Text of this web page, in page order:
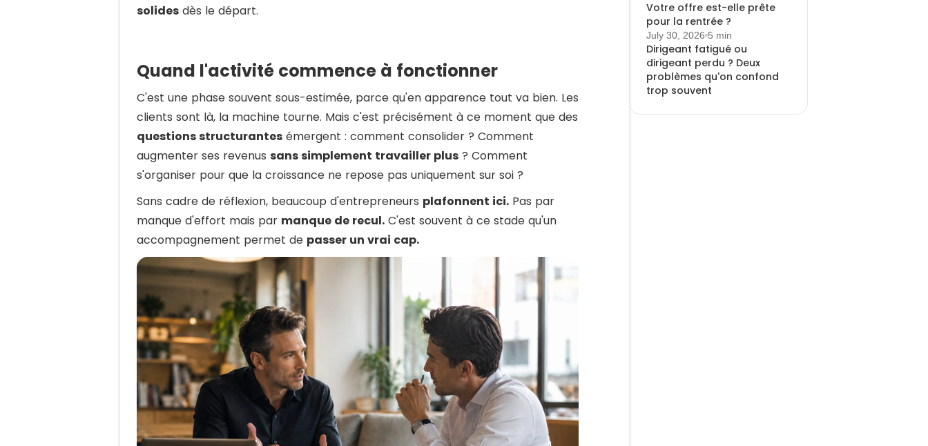
solides dès le départ.
Quand l'activité commence à fonctionner
C'est une phase souvent sous-estimée, parce qu'en apparence tout va bien. Les
clients sont là, la machine tourne. Mais c'est précisément à ce moment que des
questions structurantes émergent : comment consolider ? Comment
augmenter ses revenus sans simplement travailler plus ? Comment
s'organiser pour que la croissance ne repose pas uniquement sur soi ?
Sans cadre de réflexion, beaucoup d'entrepreneurs plafonnent ici. Pas par
manque d'effort mais par manque de recul. C'est souvent à ce stade qu'un
accompagnement permet de passer un vrai cap.
Votre offre est-elle prête
pour la rentrée ?
July 30, 2026 5 min
Dirigeant fatigué ou
dirigeant perdu ? Deux
problèmes qu'on confond
trop souvent